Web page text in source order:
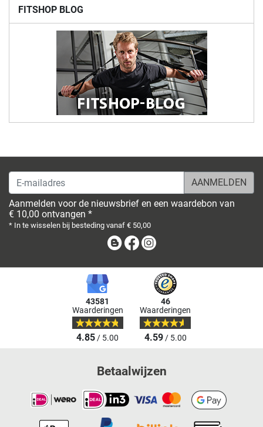
FITSHOP BLOG
E-mailadres
Aanmelden voor de nieuwsbrief en een waardebon van
€ 10,00 ontvangen *
* In te wisselen bij besteding vanaf € 50,00
BlogFacebook
43581
Waarderingen
4.85/ 5.00
46
Waarderingen
4.59/ 5.00
Betaalwijzen